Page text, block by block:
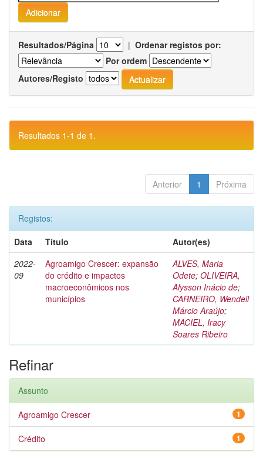
Resultados/Página | Ordenar registos por:
Por ordem
Autores/Registo
Resultados 1-1 de 1.
Anterior 1 Próxima
Registos:
Data
Título
Autor(es)
2022-
09
Agroamigo Crescer: expansão
do crédito e impactos
macroeconômicos nos
municípios
ALVES, Maria
Odete; OLIVEIRA,
Alysson Inácio de;
CARNEIRO, Wendell
Márcio Araújo;
MACIEL, Iracy
Soares Ribeiro
Refinar
Assunto
1
Agroamigo Crescer
1
Crédito